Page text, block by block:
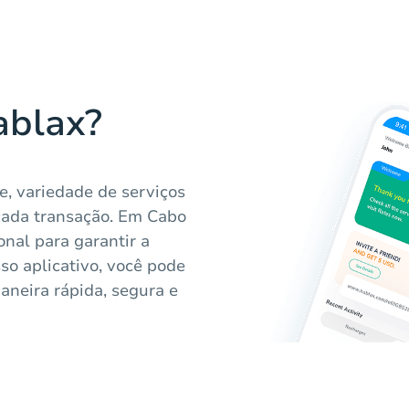
variedade de serviços
transação. Em Cabo
para garantir a
aplicativo, você pode
rápida, segura e